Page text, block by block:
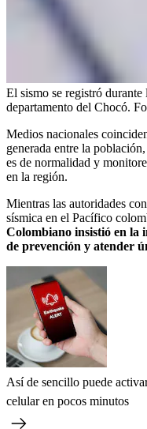
El sismo se registró durante
departamento del Chocó.
Medios nacionales
generada entre la
es de normalidad y
en la región.
Mientras las autoridades
sísmica en el Pacífico
Colombiano insistió en la
de prevención y atender
Así de sencillo puede
celular en pocos minutos